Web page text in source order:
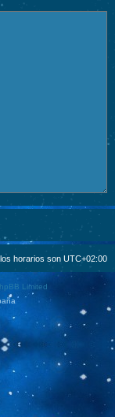
horarios son UTC+02:00
Limited